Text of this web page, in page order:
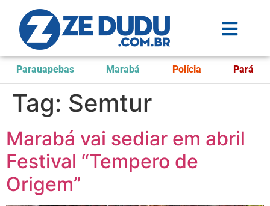
Parauapebas Marabá Polícia Pará
Tag: Semtur
Marabá vai sediar em abril
Festival “Tempero de
Origem”